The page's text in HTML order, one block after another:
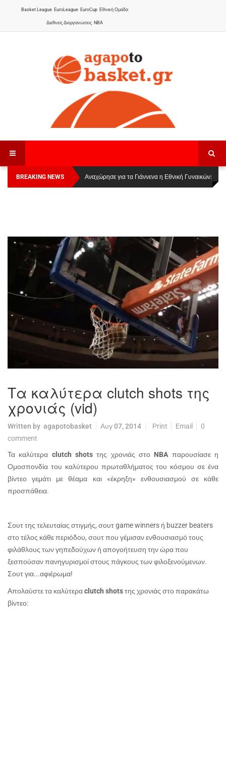
Basket League EuroLeague EuroCup Εθνική Ομάδα
Διεθνείς Διοργανώσεις NBA
BREAKING NEWS
Οι Πάνθηρες Καβάλας στην Women Basketball
League 1
Αναχώρησε για τα Γιάννενα η Εθνική Γυναικών:
Τα καλύτερα clutch shots της
χρονιάς (vid)
Written by agapotobasket Αυγ 07, 2014 Print Email
0
comment
Τα καλύτερα clutchshots της χρονιάς στο NBA παρουσίασε η
Ομοσπονδία του καλύτερου πρωταθλήματος του κόσμου σε ένα
βίντεο γεμάτι με θέαμα και «έκρηξη» ενθουσιασμού σε κάθε
προσπάθεια.
Σουτ της τελευταίας στιγμής, σουτgamewinnersή buzzer beaters
στο τέλος κάθε περιόδου, σουτ που γέμισαν ενθουσιασμό τους
φιλάθλους των γηπεδούχων ή απογοήτευση την ώρα που
ξεσπούσαν πανηγυρισμοί στους πάγκους των φιλοξενούμενων.
Σουτ για...αφιέρωμα!
Απολαύστε τα καλύτεραclutch shotsτης χρονιάς στο παρακάτω
βίντεο: